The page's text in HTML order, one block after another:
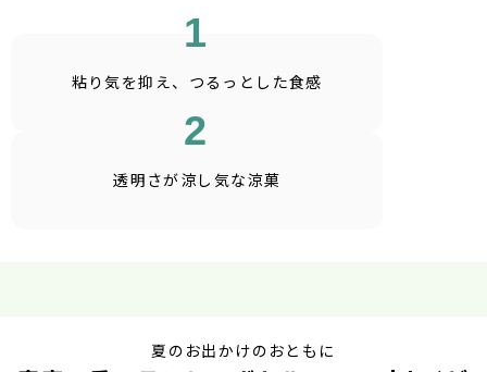
1
粘り気を抑え、 つるっとした食感
2
透明さが涼し気な涼菓
夏のお出かけのおともに